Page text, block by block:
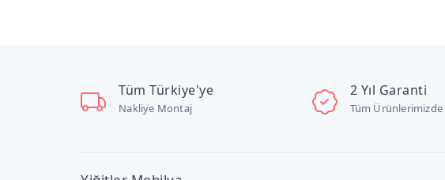
Tüm Türkiye'ye
Nakliye Montaj
2 Yıl Garanti
Tüm Ürünlerimizde